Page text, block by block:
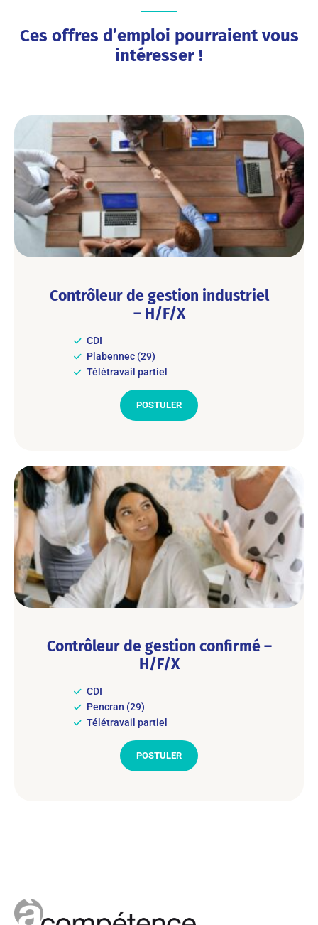
Ces offres d’emploi pourraient vous
intéresser !
Contrôleur de gestion industriel
– H/F/X
CDI
Plabennec (29)
Télétravail partiel
POSTULER
Contrôleur de gestion confirmé –
H/F/X
CDI
Pencran (29)
Télétravail partiel
POSTULER